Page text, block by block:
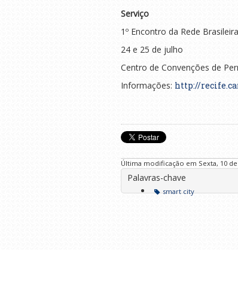
Serviço
1º Encontro da Rede
24 e 25 de julho
Centro de Convenções de
Informações: http://
Última modificação em Sexta, 10 de
Palavras-chave
smart city